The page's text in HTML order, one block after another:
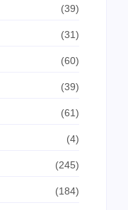
(39)
(31)
(60)
(39)
(61)
(4)
(245)
(184)